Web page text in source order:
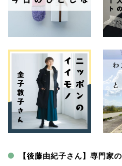
【後藤由紀子さん】専門家